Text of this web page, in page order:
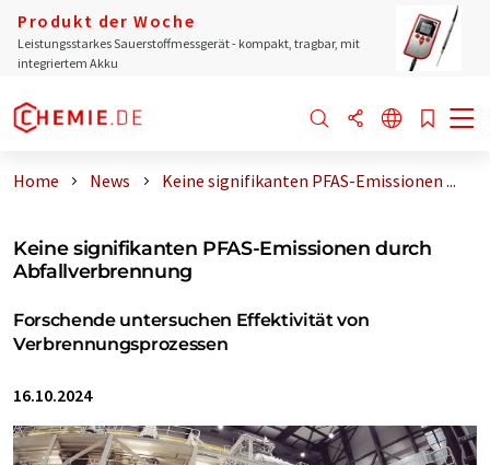
Produkt der Woche
Leistungsstarkes Sauerstoffmessgerät - kompakt, tragbar, mit
integriertem Akku
Home News Keine signifikanten PFAS-Emissionen ...
Keine signifikanten PFAS-Emissionen durch
Abfallverbrennung
Forschende untersuchen Effektivität von
Verbrennungsprozessen
16.10.2024